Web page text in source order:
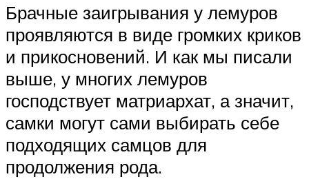
Брачные заигрывания у лемуров
проявляются в виде громких криков
и прикосновений. И как мы писали
выше, у многих лемуров
господствует матриархат, а значит,
самки могут сами выбирать себе
подходящих самцов для
продолжения рода.